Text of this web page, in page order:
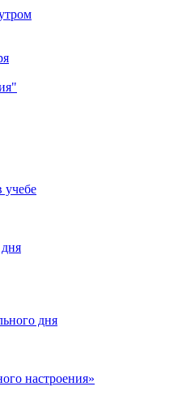
учебе
дня
настроения»‎